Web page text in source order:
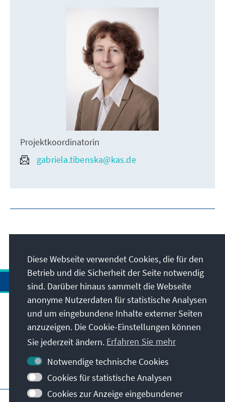
Projektkoordinatorin
gabriela.tibenska@kas.de
Anschrift
Kontakt
Besuchen Sie auch
Diese Webseite verwendet Cookies, die für den
Betrieb und die Sicherheit der Seite notwendig
sind. Darüber hinaus sammelt die Webseite
anonyme Nutzerdaten für statistische Analysen
und um eingebundene Inhalte externer Seiten
anzuzeigen. Die Cookie-Einstellungen können
Sie jederzeit ändern. Erfahren Sie mehr
Notwendige technische Cookies
Cookies für statistische Analysen
Cookies zur Anzeige eingebundener